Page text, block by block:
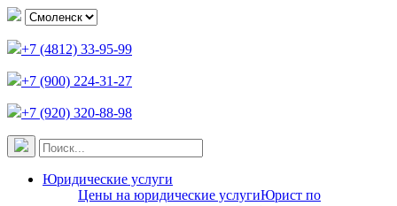
+7 (4812) 33-95-99
+7 (900) 224-31-27
+7 (920) 320-88-98
Юридические услуги
Цены на юридические услугиЮрист по